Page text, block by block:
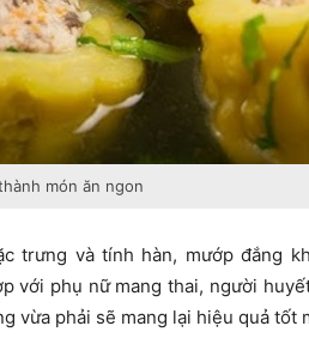
món ăn ngon
trưng và tính hàn, mướp đắng
với phụ nữ mang thai, người
vừa phải sẽ mang lại hiệu quả tốt